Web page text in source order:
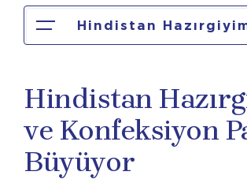
Hindistan
Hindistan
ve Konfeksiyon
Büyüyor